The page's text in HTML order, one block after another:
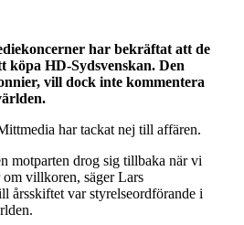
har bekräftat att de
köpa HD-Sydsvenskan. Den
vill dock inte kommentera
har tackat nej till affären.
motparten drog sig tillbaka när vi
om villkoren, säger Lars
årsskiftet var styrelseordförande i